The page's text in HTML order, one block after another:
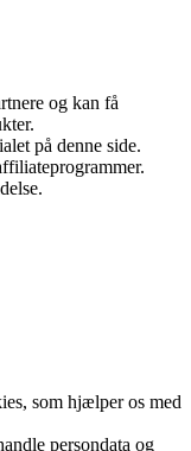
og kan få
på denne side.
som hjælper os med
persondata og